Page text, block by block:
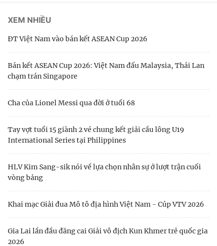
XEM NHIỀU
ĐT Việt Nam vào bán kết ASEAN Cup 2026
Bán kết ASEAN Cup 2026: Việt Nam đấu Malaysia, Thái Lan
chạm trán Singapore
Cha của Lionel Messi qua đời ở tuổi 68
Tay vợt tuổi 15 giành 2 vé chung kết giải cầu lông U19
International Series tại Philippines
HLV Kim Sang-sik nói về lựa chọn nhân sự ở lượt trận cuối
vòng bảng
Khai mạc Giải đua Mô tô địa hình Việt Nam - Cúp VTV 2026
Gia Lai lần đầu đăng cai Giải vô địch Kun Khmer trẻ quốc gia
2026